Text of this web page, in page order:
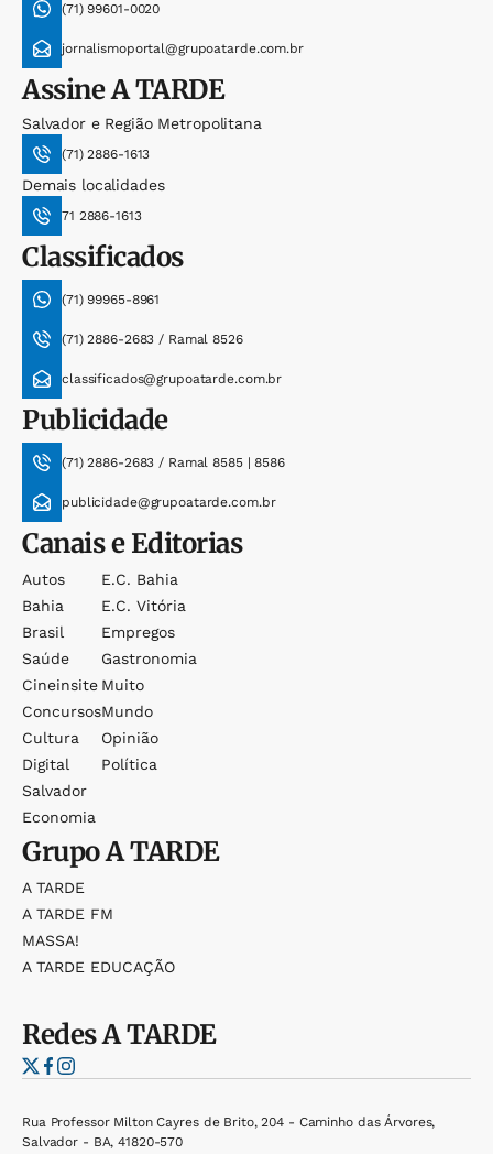
(71) 99601-0020
jornalismoportal@grupoatarde.com.br
AssineA TARDE
Salvador e Região Metropolitana
(71) 2886-1613
Demais localidades
71 2886-1613
Classificados
(71) 99965-8961
(71) 2886-2683 / Ramal 8526
classificados@grupoatarde.com.br
Publicidade
(71) 2886-2683 / Ramal 8585 | 8586
publicidade@grupoatarde.com.br
Canais e Editorias
Autos
Bahia
Brasil
Saúde
Cineinsite
Concursos
Cultura
Digital
Salvador
Economia
E.c. Bahia
E.c. Vitória
Empregos
Gastronomia
Muito
Mundo
Opinião
Política
GrupoA TARDE
A TARDE
A TARDE FM
MASSA!
A TARDE EDUCAÇÃO
RedesA TARDE
Rua Professor Milton Cayres de Brito, 204 - Caminho das Árvores,
Salvador - BA, 41820-570